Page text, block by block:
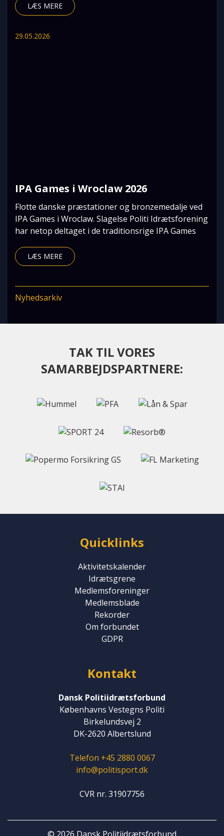
LÆS MERE
29.05.2026
IPA Games i Wroclaw 2026
Flotte danske præstationer og bronzemedalje ved
IPA Games i Wroclaw. Slagelse Politi Idrætsforening
har netop deltaget i de traditionsrige IPA Games
LÆS MERE
Nyhedsarkiv
TAK TIL VORES
SAMARBEJDSPARTNERE:
Quicklinks
Aktivitetskalender
Idrætsgrene
Medlemsforeninger
Medlemsblade
Rekorder
Om forbundet
GDPR
Kontakt
Dansk Politiidrætsforbund
Københavns Vestegns Politi
Birkelundsvej 2
DK-2620 Albertslund
Telefon +45 2880 0067
info@politisport.dk
CVR nr. 31907756